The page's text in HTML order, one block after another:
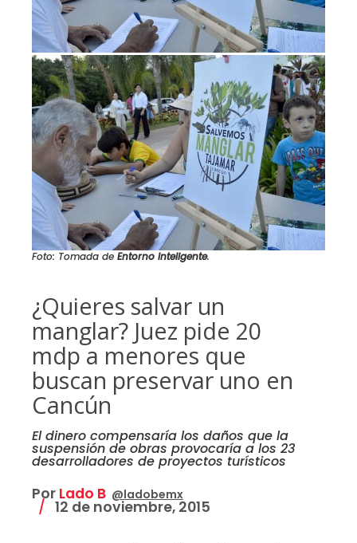
Foto: Tomada de Entorno Inteligente.
¿Quieres salvar un
manglar? Juez pide 20
mdp a menores que
buscan preservar uno en
Cancún
El dinero compensaría los daños que la
suspensión de obras provocaría a los 23
desarrolladores de proyectos turísticos
Por Lado B @ladobemx
12 de noviembre, 2015